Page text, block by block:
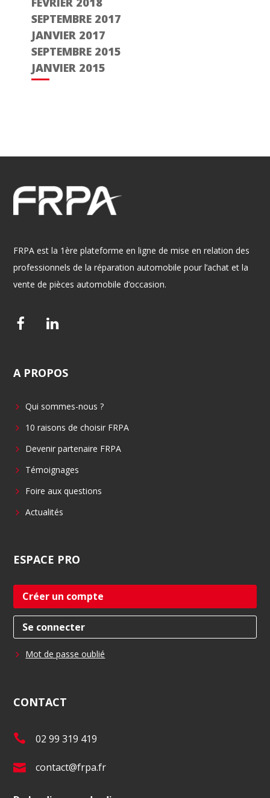
SEPTEMBRE 2017
JANVIER 2017
SEPTEMBRE 2015
JANVIER 2015
FRPA est la 1ère plateforme en ligne de mise en relation des
professionnels de la réparation automobile pour l’achat et la
vente de pièces automobile d’occasion.
F
e
o
o
L
k
d
i
A PROPOS
Qui sommes-nous ?
10 raisons de choisir FRPA
Devenir partenaire FRPA
Témoignages
Foire aux questions
Actualités
ESPACE PRO
Créer un compte
Se connecter
Mot de passe oublié
CONTACT
T
l
.
02 99 319 419
E
contact@frpa.fr